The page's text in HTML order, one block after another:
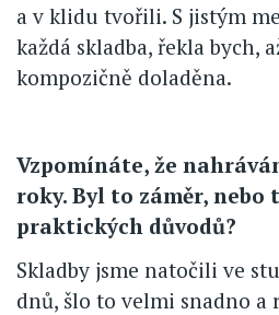
a v klidu tvořili. S jistým
každá skladba, řekla bych,
kompozičně doladěna.
Vzpomínáte, že
roky. Byl to záměr, nebo
praktických důvodů?
Skladby jsme natočili ve
dnů, šlo to velmi snadno a